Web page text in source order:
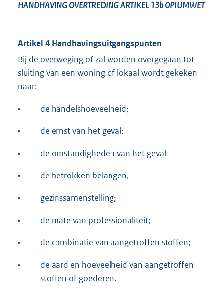
HANDHAVING OVERTREDING ARTIKEL 13b OPIUMWET
Artikel 4 Handhavingsuitgangspunten
Bij de overweging of zal worden overgegaan tot
sluiting van een woning of lokaal wordt gekeken
naar:
• de handelshoeveelheid;
• de ernst van het geval;
• de omstandigheden van het geval;
• de betrokken belangen;
• gezinssamenstelling;
• de mate van professionaliteit;
• de combinatie van aangetroffen stoffen;
•
de aard en hoeveelheid van aangetroffen
stoffen of goederen.